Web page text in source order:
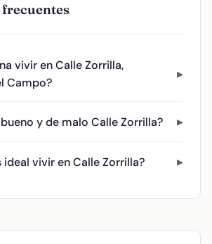
vivir en Calle Zorrilla,
Campo?
y de malo Calle Zorrilla?
ideal vivir en Calle Zorrilla?